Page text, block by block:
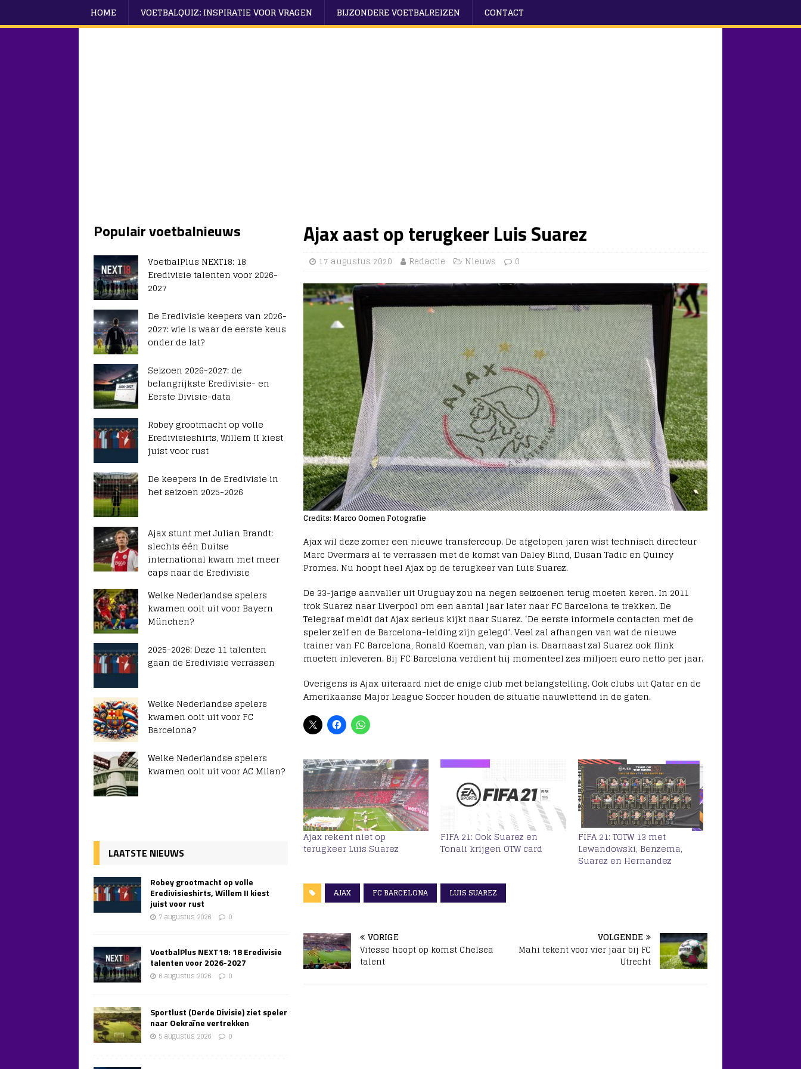
HOME VOETBALQUIZ: INSPIRATIE VOOR VRAGEN BIJZONDERE VOETBALREIZEN CONTACT
Ajax aast op terugkeer Luis Suarez
17 augustus 2020 Redactie Nieuws 0
Credits: Marco Oomen Fotografie
Ajax wil deze zomer een nieuwe transfercoup. De afgelopen jaren wist technisch directeur
Marc Overmars al te verrassen met de komst van Daley Blind, Dusan Tadic en Quincy
Promes. Nu hoopt heel Ajax op de terugkeer van Luis Suarez.
De 33-jarige aanvaller uit Uruguay zou na negen seizoenen terug moeten keren. In 2011
trok Suarez naar Liverpool om een aantal jaar later naar FC Barcelona te trekken. De
Telegraaf meldt dat Ajax serieus kijkt naar Suarez. ‘De eerste informele contacten met de
speler zelf en de Barcelona-leiding zijn gelegd’. Veel zal afhangen van wat de nieuwe
trainer van FC Barcelona, Ronald Koeman, van plan is. Daarnaast zal Suarez ook flink
moeten inleveren. Bij FC Barcelona verdient hij momenteel zes miljoen euro netto per jaar.
Overigens is Ajax uiteraard niet de enige club met belangstelling. Ook clubs uit Qatar en de
Amerikaanse Major League Soccer houden de situatie nauwlettend in de gaten.
Ajax rekent niet op
terugkeer Luis Suarez
FIFA 21: Ook Suarez en
Tonali krijgen OTW card
FIFA 21: TOTW 13 met
Lewandowski, Benzema,
Suarez en Hernandez
AJAX FC BARCELONA LUIS SUAREZ
VORIGE
Vitesse hoopt op komst Chelsea
talent
VOLGENDE
Mahi tekent voor vier jaar bij FC
Utrecht
Populair voetbalnieuws
VoetbalPlus NEXT18: 18
Eredivisie talenten voor 2026-
2027
De Eredivisie keepers van 2026-
2027: wie is waar de eerste keus
onder de lat?
Seizoen 2026-2027: de
belangrijkste Eredivisie- en
Eerste Divisie-data
Robey grootmacht op volle
Eredivisieshirts, Willem II kiest
juist voor rust
De keepers in de Eredivisie in
het seizoen 2025-2026
Ajax stunt met Julian Brandt:
slechts één Duitse
international kwam met meer
caps naar de Eredivisie
Welke Nederlandse spelers
kwamen ooit uit voor Bayern
München?
2025-2026: Deze 11 talenten
gaan de Eredivisie verrassen
Welke Nederlandse spelers
kwamen ooit uit voor FC
Barcelona?
Welke Nederlandse spelers
kwamen ooit uit voor AC Milan?
LAATSTE NIEUWS
Robey grootmacht op volle
Eredivisieshirts, Willem II kiest
juist voor rust
7 augustus 2026 0
VoetbalPlus NEXT18: 18 Eredivisie
talenten voor 2026-2027
6 augustus 2026 0
Sportlust (Derde Divisie) ziet speler
naar Oekraïne vertrekken
5 augustus 2026 0